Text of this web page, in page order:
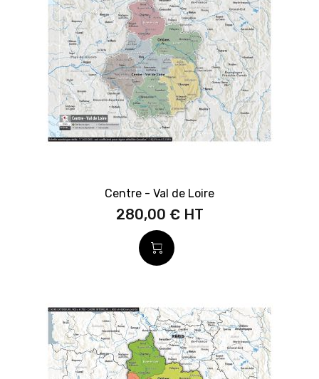
Centre - Val de Loire
280,00 €